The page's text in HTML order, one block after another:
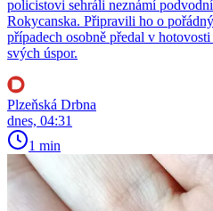
policistovi sehráli neznámí
Rokycanska. Připravili ho o
případech osobně předal v
svých úspor.
Plzeňská Drbna
dnes, 04:31
1 min